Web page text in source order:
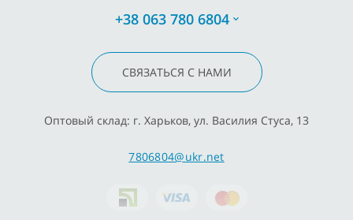
+38 063 780 6804
СВЯЗАТЬСЯ С НАМИ
Оптовый склад: г. Харьков, ул. Василия Стуса, 13
7806804@ukr.net